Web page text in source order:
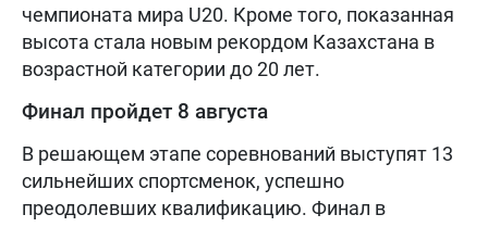
чемпионата мира U20. Кроме того, показанная
высота стала новым рекордом Казахстана в
возрастной категории до 20 лет.
Финал пройдет 8 августа
В решающем этапе соревнований выступят 13
сильнейших спортсменок, успешно
преодолевших квалификацию. Финал в